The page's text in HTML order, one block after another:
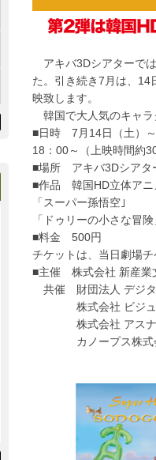
アキバ3Dシアターで
た。引き続き7月は、14
映致します。
韓国で大人気のキャラ
■日時 7月14日（土）～
18：00～（上映時間約30
■場所 アキバ3Dシアタ
■作品 韓国HD立体ア
「スーパー孫悟空｣
「ドゥリーの小さな冒険
■料金 500円
チケットは、当日劇場
■主催 株式会社 新産業
共催 財団法人 デジタ
株式会社 ビジュア
株式会社 アスナ
カノープス株式